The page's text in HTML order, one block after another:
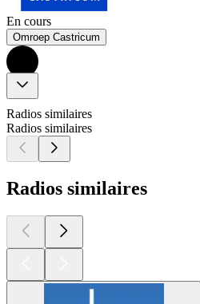
En cours
Omroep Castricum
Radios similaires
Radios similaires
Radios similaires